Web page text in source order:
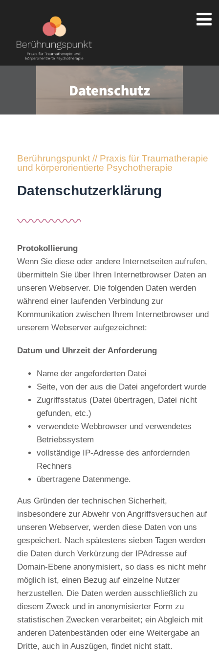
Datenschutz
Berührungspunkt // Praxis für Traumatherapie
und körperorientierte Psychotherapie
Datenschutzerklärung
Protokollierung
Wenn Sie diese oder andere Internetseiten aufrufen,
übermitteln Sie über Ihren Internetbrowser Daten an
unseren Webserver. Die folgenden Daten werden
während einer laufenden Verbindung zur
Kommunikation zwischen Ihrem Internetbrowser und
unserem Webserver aufgezeichnet:
Datum und Uhrzeit der Anforderung
Name der angeforderten Datei
Seite, von der aus die Datei angefordert wurde
Zugriffsstatus (Datei übertragen, Datei nicht
gefunden, etc.)
verwendete Webbrowser und verwendetes
Betriebssystem
vollständige IP-Adresse des anfordernden
Rechners
übertragene Datenmenge.
Aus Gründen der technischen Sicherheit,
insbesondere zur Abwehr von Angriffsversuchen auf
unseren Webserver, werden diese Daten von uns
gespeichert. Nach spätestens sieben Tagen werden
die Daten durch Verkürzung der IPAdresse auf
Domain-Ebene anonymisiert, so dass es nicht mehr
möglich ist, einen Bezug auf einzelne Nutzer
herzustellen. Die Daten werden ausschließlich zu
diesem Zweck und in anonymisierter Form zu
statistischen Zwecken verarbeitet; ein Abgleich mit
anderen Datenbeständen oder eine Weitergabe an
Dritte, auch in Auszügen, findet nicht statt.